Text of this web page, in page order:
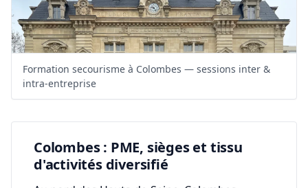
Formation secourisme à Colombes — sessions inter &
intra-entreprise
Colombes : PME, sièges et tissu
d'activités diversifié